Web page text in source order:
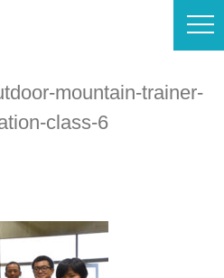
mountain-trainer-
class-6